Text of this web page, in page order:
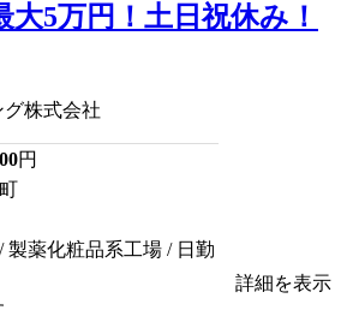
大5万円！土日祝休み！
株式会社
円
製薬化粧品系工場 / 日勤
詳細を表示